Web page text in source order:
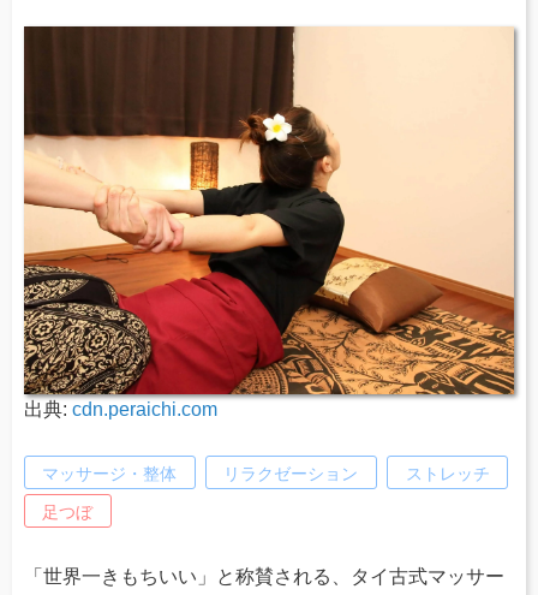
出典: cdn.peraichi.com
マッサージ・整体 リラクゼーション ストレッチ
足つぼ
「世界一きもちいい」と称賛される、タイ古式マッサー